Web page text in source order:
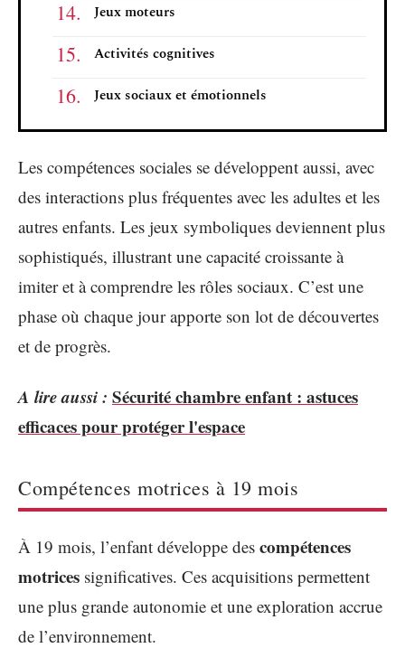
Jeux moteurs
Activités cognitives
Jeux sociaux et émotionnels
Les compétences sociales se développent aussi, avec
des interactions plus fréquentes avec les adultes et les
autres enfants. Les jeux symboliques deviennent plus
sophistiqués, illustrant une capacité croissante à
imiter et à comprendre les rôles sociaux. C’est une
phase où chaque jour apporte son lot de découvertes
et de progrès.
A lire aussi : Sécurité chambre enfant : astuces
efficaces pour protéger l'espace
Compétences motrices à 19 mois
À 19 mois, l’enfant développe des compétences
motrices significatives. Ces acquisitions permettent
une plus grande autonomie et une exploration accrue
de l’environnement.